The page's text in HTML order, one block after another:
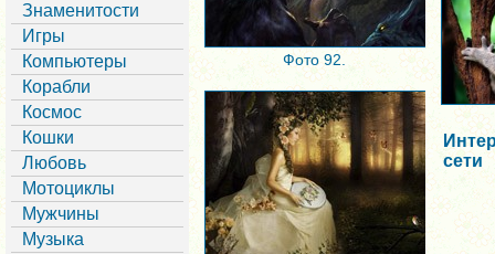
Знаменитости
Игры
Компьютеры
Корабли
Космос
Кошки
Любовь
Мотоциклы
Мужчины
Музыка
Фото 92.
сети